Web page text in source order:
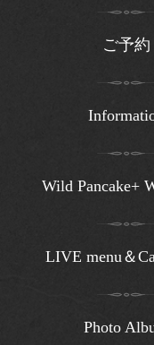
ご予約
Wild Pancake+
LIVE menu＆
Photo